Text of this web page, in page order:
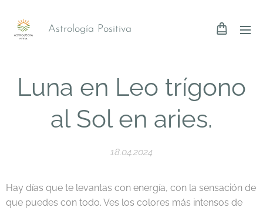
Astrología Positiva
Luna en Leo trígono
al Sol en aries.
18.04.2024
Hay días que te levantas con energía, con la sensación de
que puedes con todo. Ves los colores más intensos de